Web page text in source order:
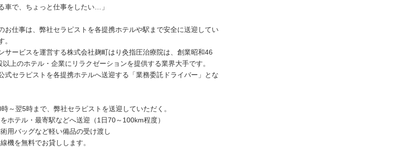
車で、ちょっと仕事をしたい…」
お仕事は、弊社セラピストを各提携ホテルや駅まで安全に送迎してい
。
サービスを運営する株式会社麹町はり灸指圧治療院は、創業昭和46
上のホテル・企業にリラクゼーションを提供する業界大手です。
式セラピストを各提携ホテルへ送迎する「業務委託ドライバー」とな
時～翌5時まで、弊社セラピストを送迎していただく。
をホテル・最寄駅などへ送迎（1日70～100km程度）
術用バッグなど軽い備品の受け渡し
機を無料でお貸しします。